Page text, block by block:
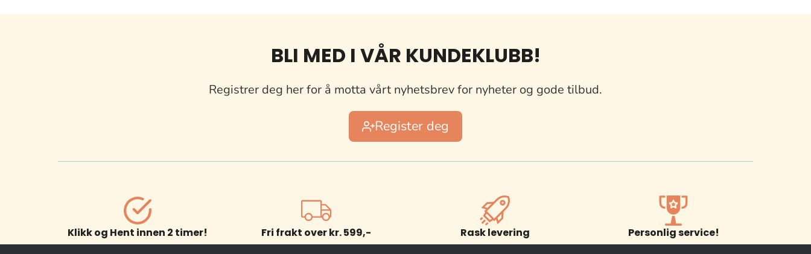
BLI MED I VÅR KUNDEKLUBB!
Registrer deg her for å motta vårt nyhetsbrev for nyheter og gode tilbud.
Register deg
Klikk og Hent innen 2 timer! Fri frakt over kr. 599,- Rask levering Personlig service!